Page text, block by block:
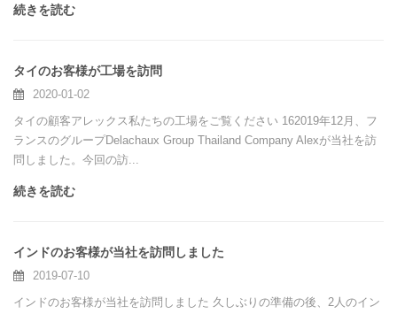
続きを読む
タイのお客様が工場を訪問
2020-01-02
タイの顧客アレックス私たちの工場をご覧ください 162019年12月、フ
ランスのグループDelachaux Group Thailand Company Alexが当社を訪
問しました。今回の訪...
続きを読む
インドのお客様が当社を訪問しました
2019-07-10
インドのお客様が当社を訪問しました 久しぶりの準備の後、2人のイン